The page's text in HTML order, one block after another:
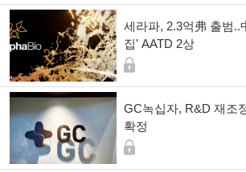
세라파, 2.3억弗 출범..
집' AATD 2상
GC녹십자, R&D 재조
확정